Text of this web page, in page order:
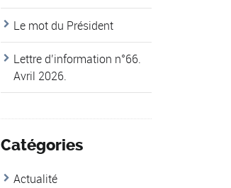
Le mot du Président
Lettre d’information n°66.
Avril 2026.
Catégories
Actualité